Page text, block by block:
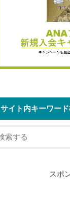
サイト内キーワー
スポ